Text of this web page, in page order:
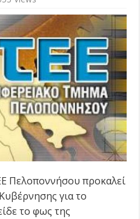
Πελοποννήσου προκαλεί
για το
το φως της